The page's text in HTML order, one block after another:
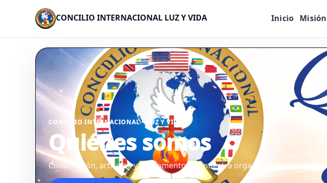
CONCILIO INTERNACIONAL LUZ Y VIDA Inicio Misión
CONCILIO INTERNACIONAL • LUZ Y VIDA
Quiénes somos
Constitución, artículos y fundamentos de nuestra organización.